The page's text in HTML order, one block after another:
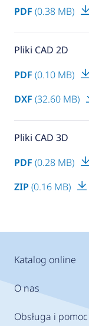
PDF (0.38 MB)
Pliki CAD 2D
PDF (0.10 MB)
DXF (32.60 MB)
Pliki CAD 3D
PDF (0.28 MB)
ZIP (0.16 MB)
Katalog online
O nas
Obsługa i pomoc